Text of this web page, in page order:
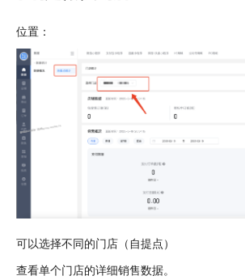
位置：
可以选择不同的门店（自提点）
查看单个门店的详细销售数据。